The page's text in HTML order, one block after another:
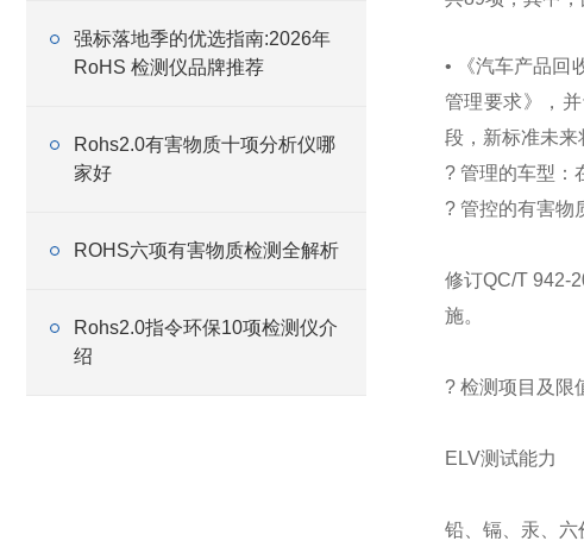
强标落地季的优选指南:2026年
RoHS 检测仪品牌推荐
Rohs2.0有害物质十项分析仪哪
家好
ROHS六项有害物质检测全解析
Rohs2.0指令环保10项检测仪介
绍
• 《汽车产品回
管理要求》，
段，新标准未来
? 管理的车型：
? 管控的有害物
修订QC/T 942-
施。
? 检测项目及限
ELV测试能力
铅、镉、汞、